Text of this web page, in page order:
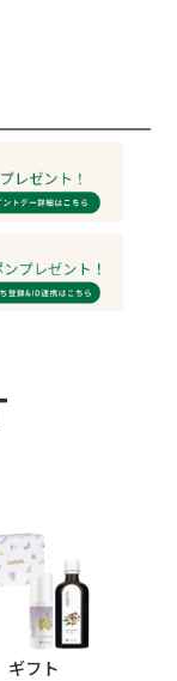
ギフト